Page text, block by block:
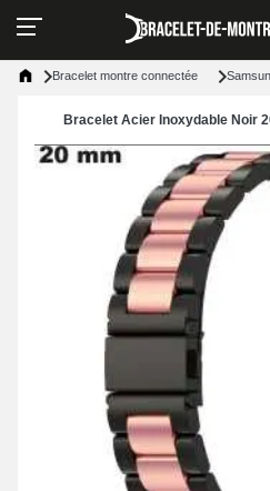
Bracelet montre connectée
Bracelet Acier Inoxydable Noir